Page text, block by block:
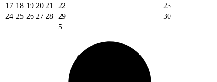
17 18 19 20 21 22
23
24 25 26 27 28 29 30
5